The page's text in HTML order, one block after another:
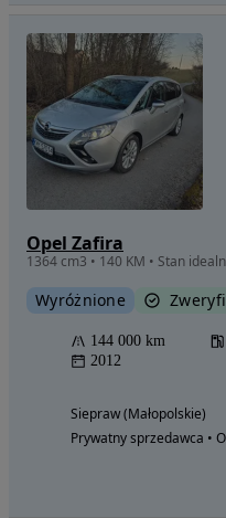
Opel Zafira
1364 cm3 • 140 KM • Stan
Wyróżnione
144 000 km
2012
Siepraw (Małopolskie)
Prywatny sprzedawca •